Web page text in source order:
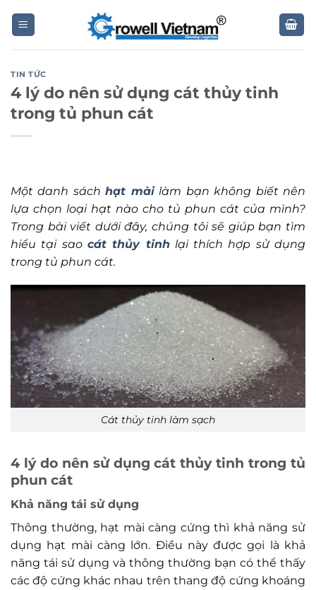
TIN TỨC
4 lý do nên sử dụng cát thủy tinh
trong tủ phun cát
Một danh sáchhạt màilàm bạn không biết nên
lựa chọn loại hạt nào cho tủ phun cát của mình?
Trong bài viết dưới đây, chúng tôi sẽ giúp bạn tìm
hiểu tại sao cát thủy tinh lại thích hợp sử dụng
trong tủ phun cát.
Cát thủy tinh làm sạch
4 lý do nên sử dụng cát thủy tinh trong tủ
phun cát
Khả năng tái sử dụng
Thông thường, hạt mài càng cứng thì khả năng sử
dụng hạt mài càng lớn. Điều này được gọi là khả
năng tái sử dụng và thông thường bạn có thể thấy
các độ cứng khác nhau trên thang độ cứng khoáng